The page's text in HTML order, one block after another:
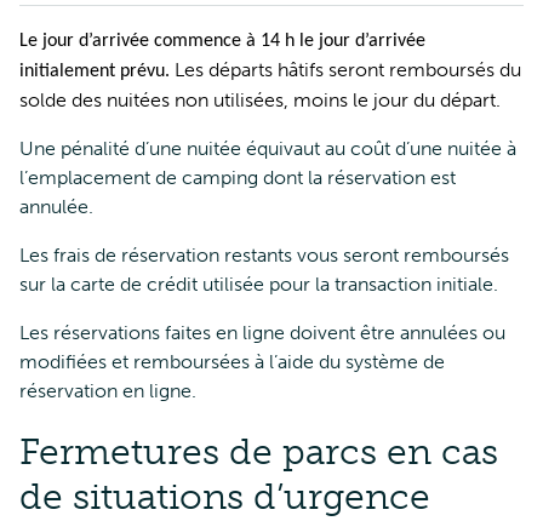
Le jour d’arrivée commence à 14 h le jour d’arrivée
initialement prévu. Les départs hâtifs seront remboursés du
solde des nuitées non utilisées, moins le jour du départ.
Une pénalité d’une nuitée équivaut au coût d’une nuitée à
l’emplacement de camping dont la réservation est
annulée.
Les frais de réservation restants vous seront remboursés
sur la carte de crédit utilisée pour la transaction initiale.
Les réservations faites en ligne doivent être annulées ou
modifiées et remboursées à l’aide du système de
réservation en ligne.
Fermetures de parcs en cas
de situations d’urgence